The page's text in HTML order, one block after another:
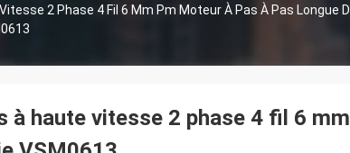
2 Phase 4 Fil 6 Mm Pm Moteur À Pas À Pas Longue
à haute vitesse 2 phase 4 fil 6